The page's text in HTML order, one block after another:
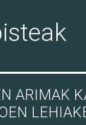
ARIMAK